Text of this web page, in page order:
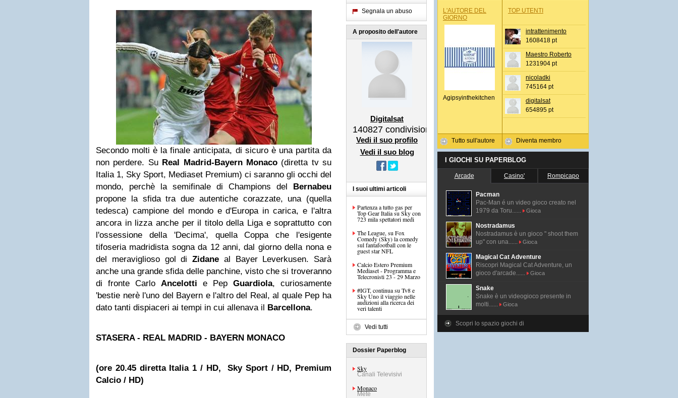
Secondo molti è la finale anticipata, di sicuro è una partita da
non perdere. Su Real Madrid-Bayern Monaco (diretta tv su
Italia 1, Sky Sport, Mediaset Premium) ci saranno gli occhi del
mondo, perchè la semifinale di Champions del Bernabeu
propone la sfida tra due autentiche corazzate, una (quella
tedesca) campione del mondo e d'Europa in carica, e l'altra
ancora in lizza anche per il titolo della Liga e soprattutto con
l'ossessione della 'Decima', quella Coppa che l'esigente
tifoseria madridista sogna da 12 anni, dal giorno della nona e
del meraviglioso gol di Zidane al Bayer Leverkusen. Sarà
anche una grande sfida delle panchine, visto che si troveranno
di fronte Carlo Ancelotti e Pep Guardiola, curiosamente
'bestie nerè l'uno del Bayern e l'altro del Real, al quale Pep ha
dato tanti dispiaceri ai tempi in cui allenava il Barcellona.
STASERA - REAL MADRID - BAYERN MONACO
(ore 20.45 diretta Italia 1 / HD, Sky Sport / HD, Premium
Calcio / HD)
Segnala un abuso
A proposito dell'autore
Digitalsat
140827 condivisioni
Vedi il suo profilo
Vedi il suo blog
I suoi ultimi articoli
Partenza a tutto gas per
Top Gear Italia su Sky con
723 mila spettatori medi
The League, su Fox
Comedy (Sky) la comedy
sul fantafootball con le
guest star NFL
Calcio Estero Premium
Mediaset - Programma e
Telecronisti 23 - 29 Marzo
#IGT, continua su Tv8 e
Sky Uno il viaggio nelle
audizioni alla ricerca dei
veri talenti
Vedi tutti
Dossier Paperblog
Sky
Canali Televisivi
Monaco
Mete
L'AUTORE DEL
GIORNO
Agipsyinthekitchen
Tutto sull'autore
TOP UTENTI
intrattenimento
1608418 pt
Maestro Roberto
1231904 pt
nicoladki
745164 pt
digitalsat
654895 pt
Diventa membro
I GIOCHI SU PAPERBLOG
Arcade Casino' Rompicapo
Pacman
Pac-Man é un video gioco creato nel
1979 da Toru......
Gioca
Nostradamus
Nostradamus è un gioco " shoot them
up" con una......
Gioca
Magical Cat Adventure
Riscopri Magical Cat Adventure, un
gioco d'arcade......
Gioca
Snake
Snake è un videogioco presente in
molti......
Gioca
Scopri lo spazio giochi di